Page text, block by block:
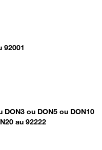
92001
DON3 ou DON5 ou DON10
au 92222